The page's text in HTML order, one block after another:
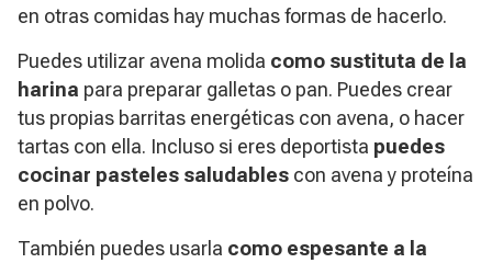
en otras comidas hay muchas formas de hacerlo.
Puedes utilizar avena molida como sustituta de la
harina para preparar galletas o pan. Puedes crear
tus propias barritas energéticas con avena, o hacer
tartas con ella. Incluso si eres deportista puedes
cocinar pasteles saludables con avena y proteína
en polvo.
También puedes usarla como espesante a la